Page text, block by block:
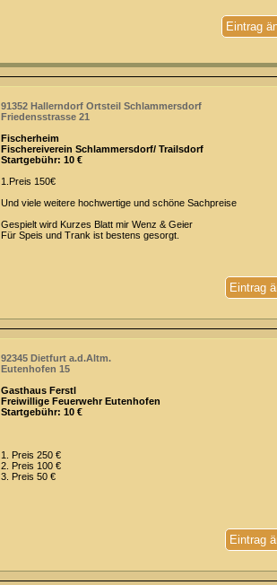
Eintrag
91352 Hallerndorf Ortsteil Schlammersdorf
Friedensstrasse 21
Fischerheim
Fischereiverein Schlammersdorf/ Trailsdorf
Startgebühr: 10 €
1.Preis 150€
Und viele weitere hochwertige und schöne Sachpreise
Gespielt wird Kurzes Blatt mir Wenz & Geier
Für Speis und Trank ist bestens gesorgt.
Eintrag
92345 Dietfurt a.d.Altm.
Eutenhofen 15
Gasthaus Ferstl
Freiwillige Feuerwehr Eutenhofen
Startgebühr: 10 €
1. Preis 250 €
2. Preis 100 €
3. Preis 50 €
Eintrag